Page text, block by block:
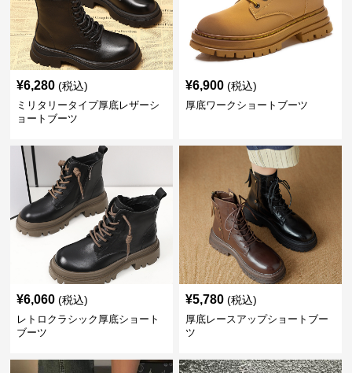
¥6,280 (税込)
ミリタリータイプ厚底レザーシ
ョートブーツ
¥6,900 (税込)
厚底ワークショートブーツ
¥6,060 (税込)
レトロクラシック厚底ショート
ブーツ
¥5,780 (税込)
厚底レースアップショートブー
ツ